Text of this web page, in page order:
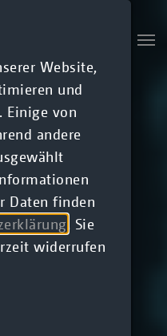
Website,
und
Einige von
andere
Daten finden
. Sie
widerrufen